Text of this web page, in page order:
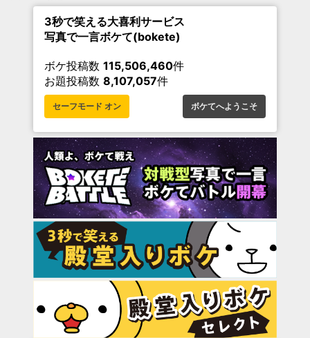
3秒で笑える大喜利サービス
写真で一言ボケて(bokete)
ボケ投稿数 115,506,460件
お題投稿数 8,107,057件
セーフモード オン ボケてへようこそ